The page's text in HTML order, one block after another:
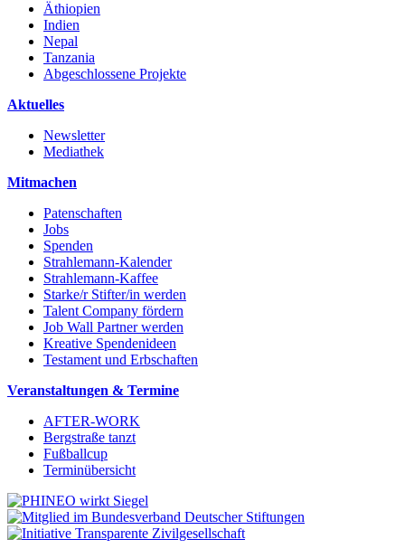
Äthiopien
Indien
Nepal
Tanzania
Abgeschlossene Projekte
Aktuelles
Newsletter
Mediathek
Mitmachen
Patenschaften
Jobs
Spenden
Strahlemann-Kalender
Strahlemann-Kaffee
Starke/r Stifter/in werden
Talent Company fördern
Job Wall Partner werden
Kreative Spendenideen
Testament und Erbschaften
Veranstaltungen & Termine
AFTER-WORK
Bergstraße tanzt
Fußballcup
Terminübersicht